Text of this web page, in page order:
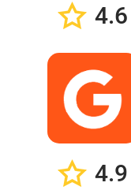
4.6
4.9